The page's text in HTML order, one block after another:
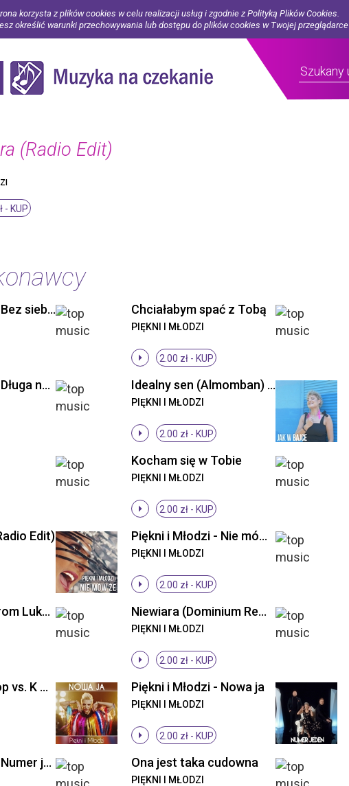
korzysta z plików cookies w celu realizacji usług i zgodnie z Polityką Plików Cookies.
określić warunki przechowywania lub dostępu do plików cookies w Twojej przeglądarce
(Radio Edit)
- KUP
Piękni i Młodzi - Bez siebie (Original Mix) Chciałabym spać z Tobą
PIĘKNI I MŁODZI
2.00 zł - KUP
Piękni i Młodzi - Długa noc ((Original Mix)) Idealny sen (Almomban) (Radio Edit)
PIĘKNI I MŁODZI
2.00 zł - KUP
Kocham się w Tobie
PIĘKNI I MŁODZI
2.00 zł - KUP
Edit) Piękni i Młodzi - Nie mów że (Radio Edit)
PIĘKNI I MŁODZI
2.00 zł - KUP
Niewiara (DJs From Lukow Remix) Niewiara (Dominium Remix)
PIĘKNI I MŁODZI
2.00 zł - KUP
Niewiara (Yacoop vs. K & N Remix) Piękni i Młodzi - Nowa ja
PIĘKNI I MŁODZI
2.00 zł - KUP
Piękni i Młodzi - Numer jeden (Original Mix) Ona jest taka cudowna
PIĘKNI I MŁODZI